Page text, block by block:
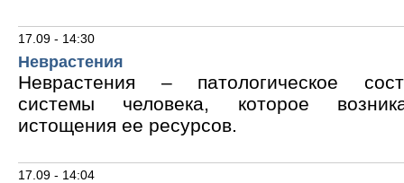
17.09 - 14:30
Неврастения
Неврастения – патологическое
системы человека, которое
истощения ее ресурсов.
17.09 - 14:04